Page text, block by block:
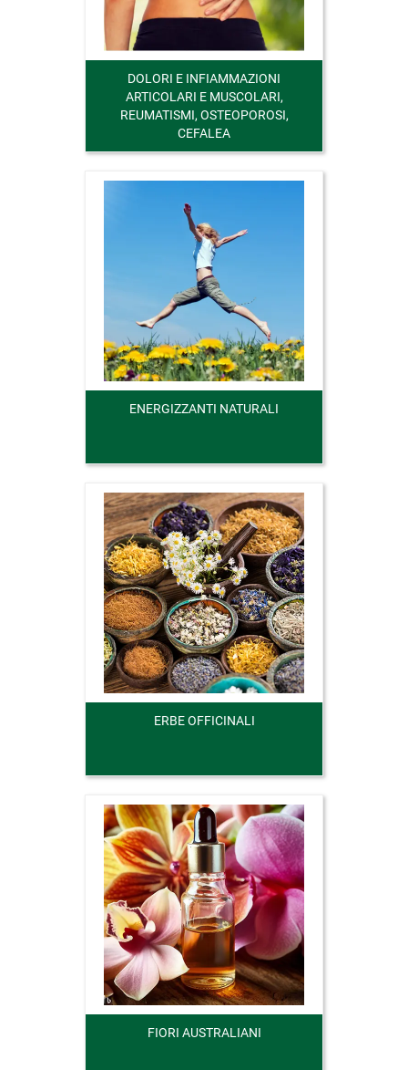
DOLORI E INFIAMMAZIONI
ARTICOLARI E MUSCOLARI,
REUMATISMI, OSTEOPOROSI,
CEFALEA
ENERGIZZANTI NATURALI
ERBE OFFICINALI
FIORI AUSTRALIANI